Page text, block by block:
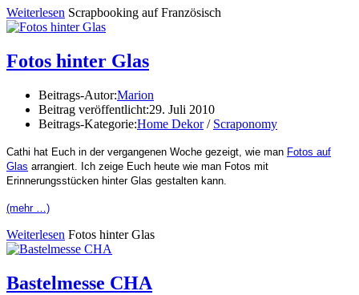
Weiterlesen Scrapbooking auf Französisch
Fotos hinter Glas
Beitrags-Autor:Marion
Beitrag veröffentlicht:29. Juli 2010
Beitrags-Kategorie:Home Dekor / Scraponomy
Cathi hat Euch in der vergangenen Woche gezeigt, wie man Fotos auf
Glas arrangiert. Ich zeige Euch heute wie man Fotos mit
Erinnerungsstücken hinter Glas gestalten kann.
(mehr …)
Weiterlesen Fotos hinter Glas
Bastelmesse CHA